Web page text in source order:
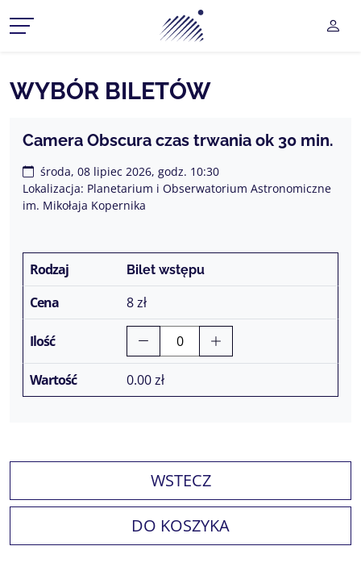
Planetarium Śląski Park
MENU ROZWIJANE
MENU ROZWIJANE
MENU ROZWIJANE
WYBÓR BILETÓW
Camera Obscura czas trwania ok 30 min.
środa, 08 lipiec 2026, godz. 10:30
Lokalizacja: Planetarium i Obserwatorium Astronomiczne
im. Mikołaja Kopernika
Bilet wstępu
8 zł
0.00zł
WSTECZ
DO KOSZYKA